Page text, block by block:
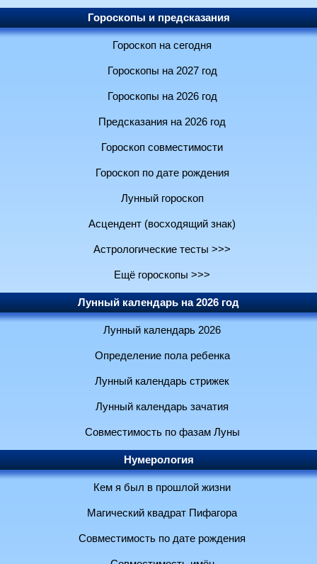
Гороскопы и предсказания
Гороскоп на сегодня
Гороскопы на 2027 год
Гороскопы на 2026 год
Предсказания на 2026 год
Гороскоп совместимости
Гороскоп по дате рождения
Лунный гороскоп
Асцендент (восходящий знак)
Астрологические тесты >>>
Ещё гороскопы >>>
Лунный календарь на 2026 год
Лунный календарь 2026
Определение пола ребенка
Лунный календарь стрижек
Лунный календарь зачатия
Совместимость по фазам Луны
Нумерология
Кем я был в прошлой жизни
Магический квадрат Пифагора
Совместимость по дате рождения